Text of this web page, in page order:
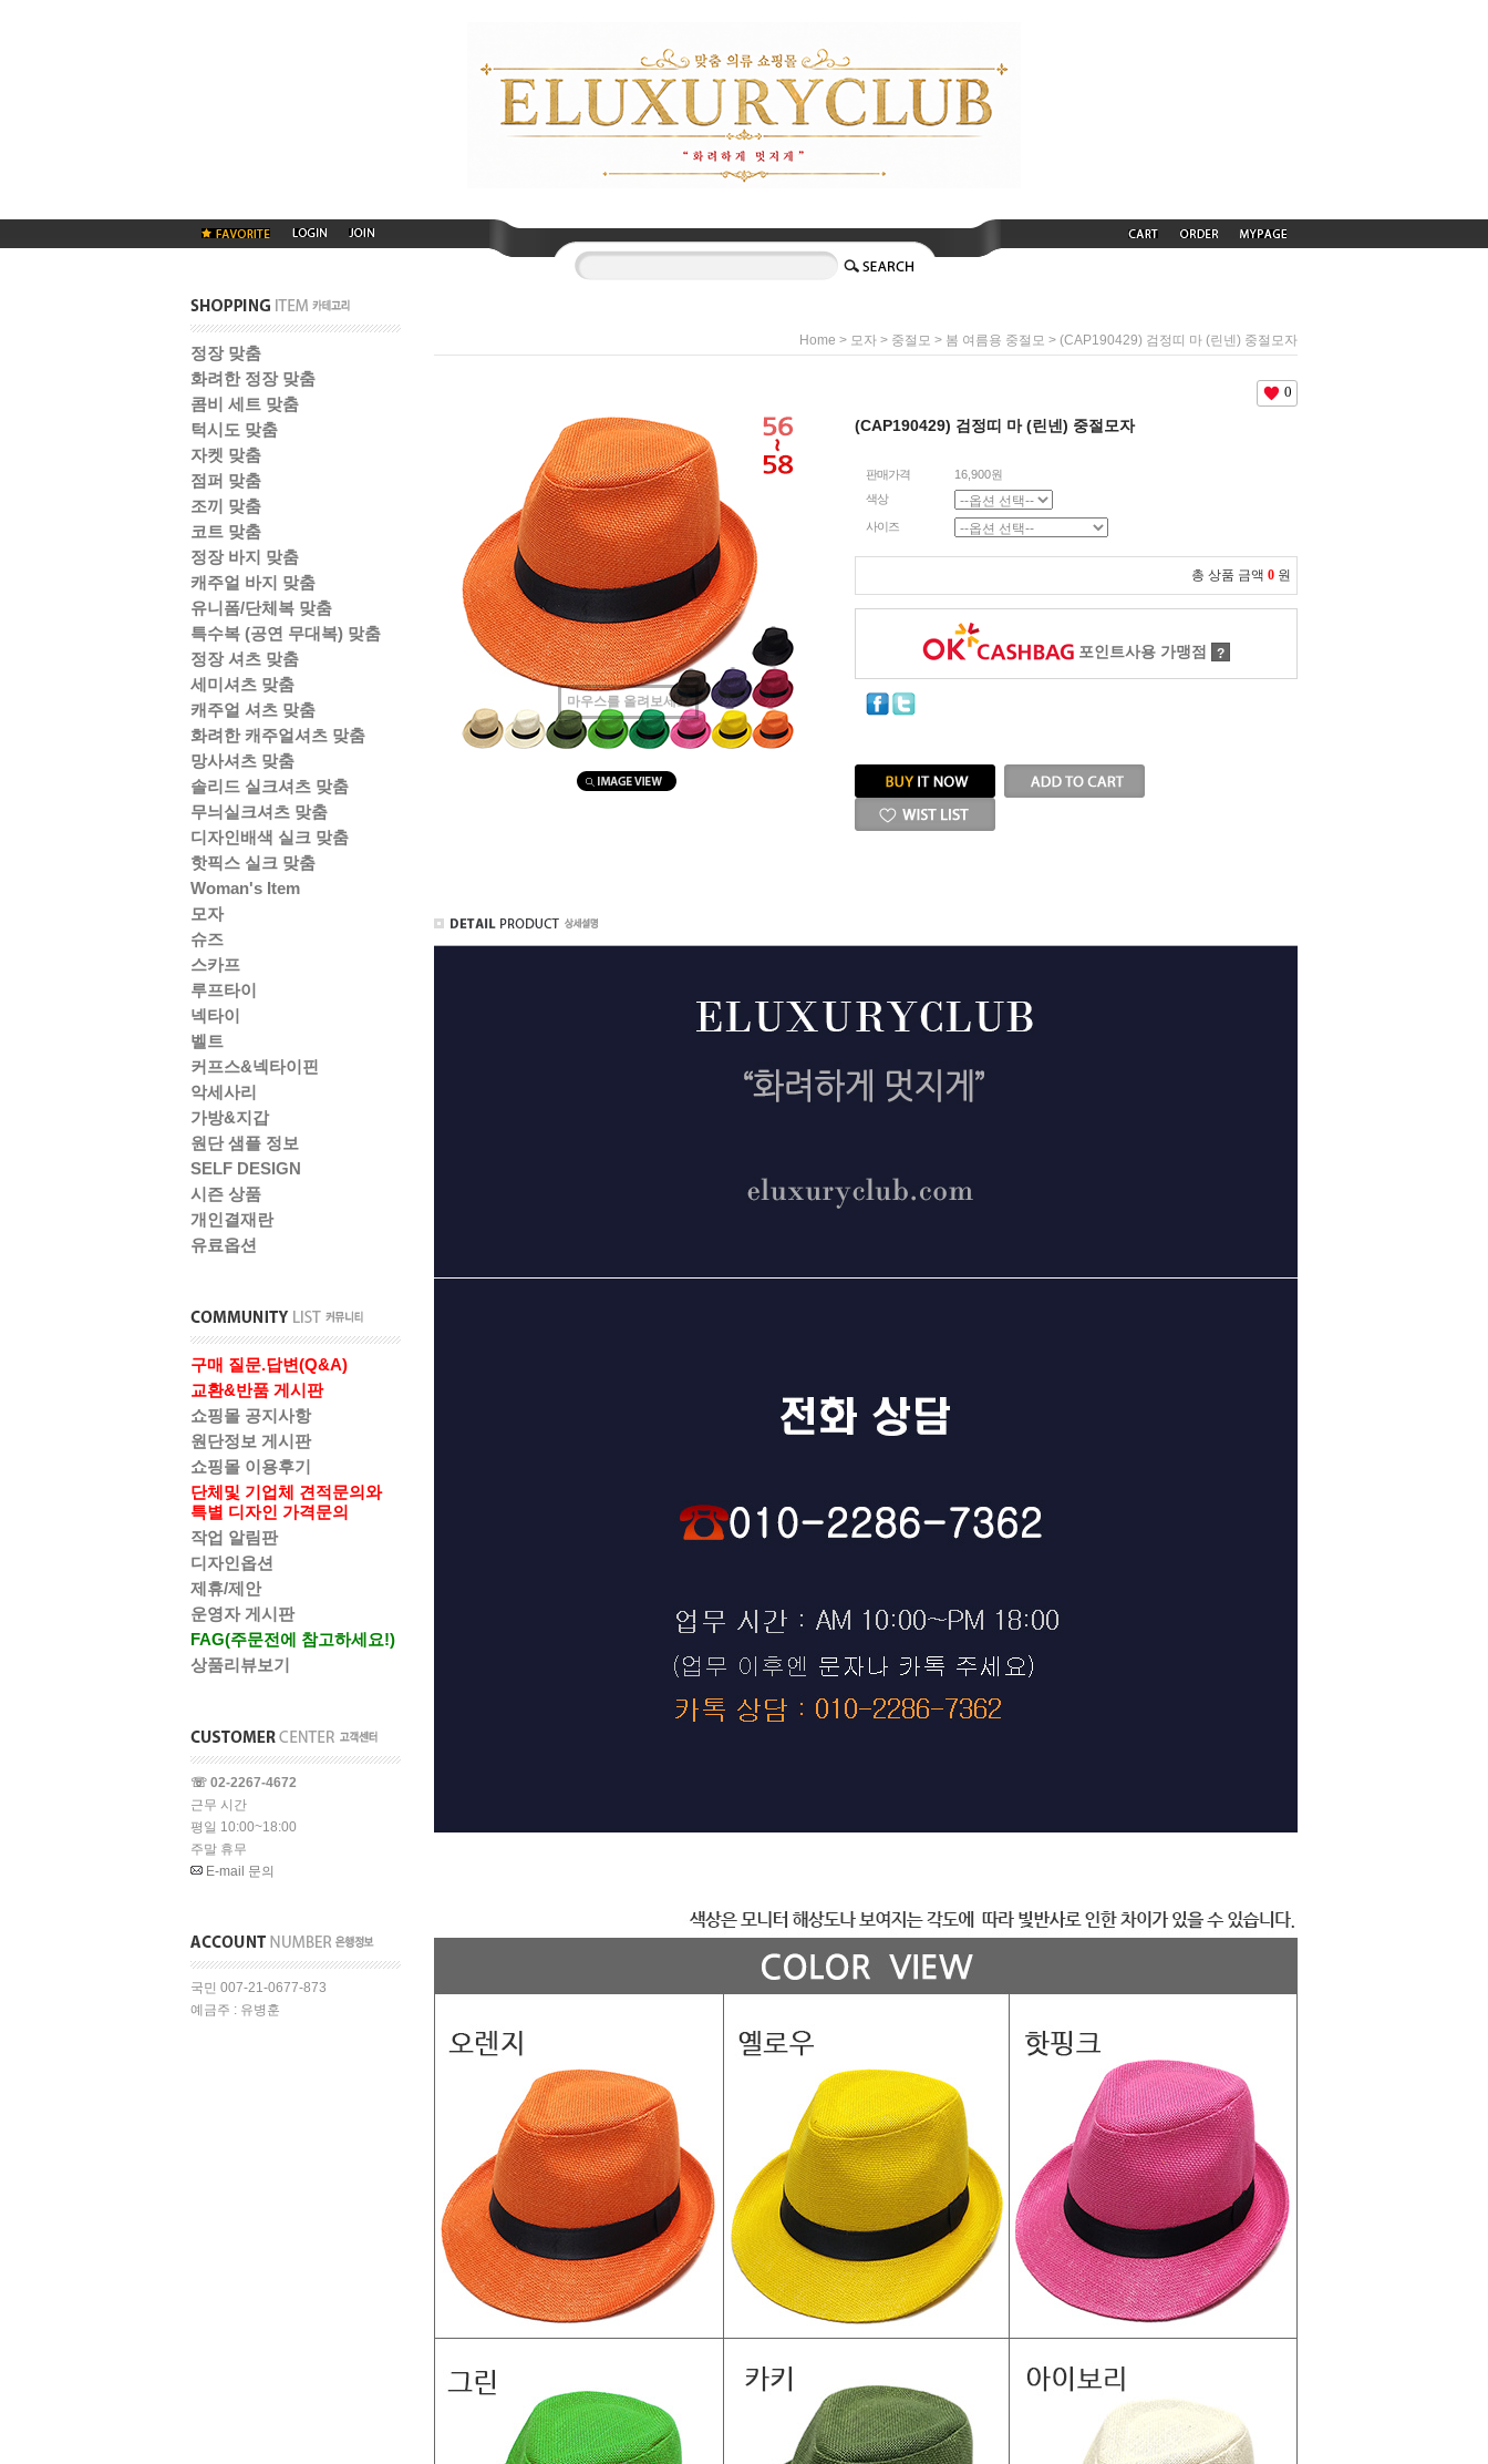
정장 맞춤
화려한 정장 맞춤
콤비 세트 맞춤
턱시도 맞춤
자켓 맞춤
점퍼 맞춤
조끼 맞춤
코트 맞춤
정장 바지 맞춤
캐주얼 바지 맞춤
유니폼/단체복 맞춤
특수복 (공연 무대복) 맞춤
정장 셔츠 맞춤
세미셔츠 맞춤
캐주얼 셔츠 맞춤
화려한 캐주얼셔츠 맞춤
망사셔츠 맞춤
솔리드 실크셔츠 맞춤
무늬실크셔츠 맞춤
디자인배색 실크 맞춤
핫픽스 실크 맞춤
Woman's Item
모자
슈즈
스카프
루프타이
넥타이
벨트
커프스&넥타이핀
악세사리
가방&지갑
원단 샘플 정보
SELF DESIGN
시즌 상품
개인결재란
유료옵션
구매 질문.답변(Q&A)
교환&반품 게시판
쇼핑몰 공지사항
원단정보 게시판
쇼핑몰 이용후기
단체및 기업체 견적문의와
특별 디자인 가격문의
작업 알림판
디자인옵션
제휴/제안
운영자 게시판
FAG(주문전에 참고하세요!)
상품리뷰보기
☏ 02-2267-4672
근무 시간
평일 10:00~18:00
주말 휴무
E-mail 문의
국민 007-21-0677-873
예금주 : 유병훈
Home > 모자 > 중절모 > 봄 여름용 중절모 > (CAP190429) 검정띠 마 (린넨) 중절모자
마우스를 올려보세요
0
(CAP190429) 검정띠 마 (린넨) 중절모자
판매가격
16,900원
색상
사이즈
총 상품 금액 0 원
포인트사용 가맹점 ?